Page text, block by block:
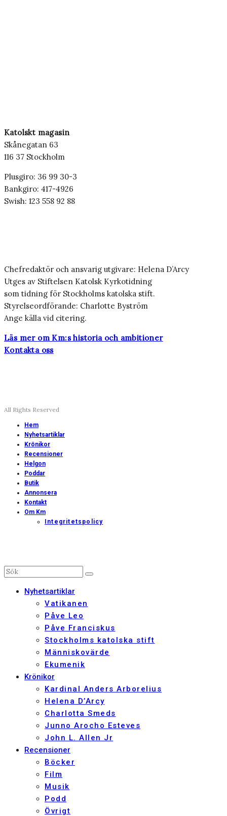
Katolskt magasin
Skånegatan 63
116 37 Stockholm
Plusgiro: 36 99 30-3
Bankgiro: 417-4926
Swish: 123 558 92 88
Chefredaktör och ansvarig utgivare: Helena D’Arcy
Utges av Stiftelsen Katolsk Kyrkotidning
som tidning för Stockholms katolska stift.
Styrelseordförande: Charlotte Byström
Ange källa vid citering.
Läs mer om Km:s historia och ambitioner
Kontakta oss
All Rights Reserved
Hem
Nyhetsartiklar
Krönikor
Recensioner
Helgon
Poddar
Butik
Annonsera
Kontakt
Om Km
Integritetspolicy
Nyhetsartiklar
Vatikanen
Påve Leo
Påve Franciskus
Stockholms katolska stift
Människovärde
Ekumenik
Krönikor
Kardinal Anders Arborelius
Helena D’Arcy
Charlotta Smeds
Junno Arocho Esteves
John L. Allen Jr
Recensioner
Böcker
Film
Musik
Podd
Övrigt